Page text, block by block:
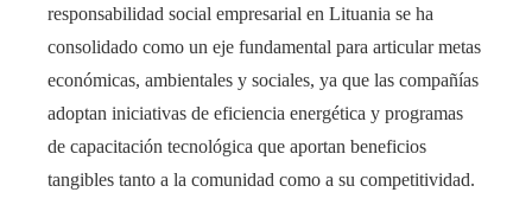
responsabilidad social empresarial en Lituania se ha
consolidado como un eje fundamental para articular metas
económicas, ambientales y sociales, ya que las compañías
adoptan iniciativas de eficiencia energética y programas
de capacitación tecnológica que aportan beneficios
tangibles tanto a la comunidad como a su competitividad.